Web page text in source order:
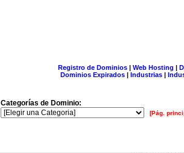
Registro de Dominios| Web Hosting |
Dominios Expirados | Industrias |
Categorías de Dominio:
[Pág.